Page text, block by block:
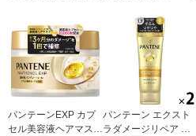
パンテーンEXP カプ
セル美容液ヘアマスク
パンテーン エクスト
ラダメージリペア 洗